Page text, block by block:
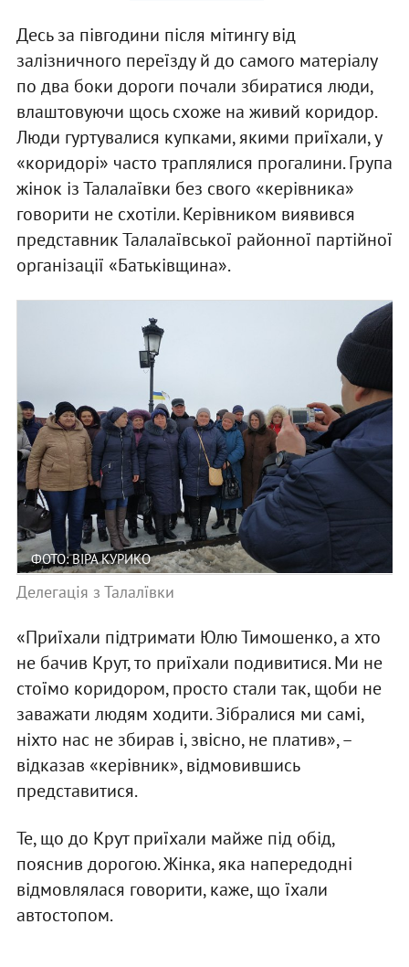
Десь за півгодини після мітингу від
залізничного переїзду й до самого матеріалу
по два боки дороги почали збиратися люди,
влаштовуючи щось схоже на живий коридор.
Люди гуртувалися купками, якими приїхали, у
«коридорі» часто траплялися прогалини. Група
жінок із Талалаївки без свого «керівника»
говорити не схотіли. Керівником виявився
представник Талалаївської районної партійної
організації «Батьківщина».
ФОТО: ВІРА КУРИКО
Делегація з Талалївки
«Приїхали підтримати Юлю Тимошенко, а хто
не бачив Крут, то приїхали подивитися. Ми не
стоїмо коридором, просто стали так, щоби не
заважати людям ходити. Зібралися ми самі,
ніхто нас не збирав і, звісно, не платив», –
відказав «керівник», відмовившись
представитися.
Те, що до Крут приїхали майже під обід,
пояснив дорогою. Жінка, яка напередодні
відмовлялася говорити, каже, що їхали
автостопом.